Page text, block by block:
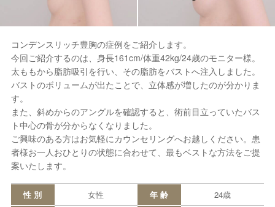
コンデンスリッチ豊胸の症例をご紹介します。
今回ご紹介するのは、身長161cm/体重42kg/24歳のモニター様。
太ももから脂肪吸引を行い、その脂肪をバストへ注入しました。
バストのボリュームが出たことで、立体感が増したのが分かりま
す。
また、斜めからのアングルを確認すると、術前目立っていたバス
ト中心の骨が分からなくなりました。
ご興味のある方はお気軽にカウンセリングへお越しください。患
者様お一人おひとりの状態に合わせて、最もベストな方法をご提
案いたします。
性 別 女性 年 齢 24歳